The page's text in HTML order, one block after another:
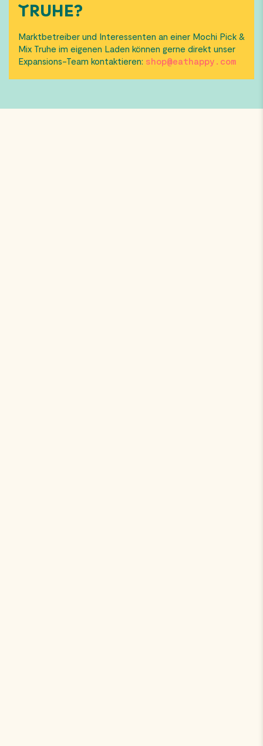
TRUHE?
Marktbetreiber und Interessenten an einer Mochi Pick &
Mix Truhe im eigenen Laden können gerne direkt unser
Expansions-Team kontaktieren: shop@eathappy.com